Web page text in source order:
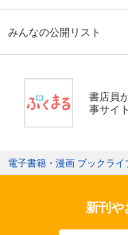
みんなの公開リスト
書店員
事サイ
電子書籍・漫画 ブックライ
新刊や